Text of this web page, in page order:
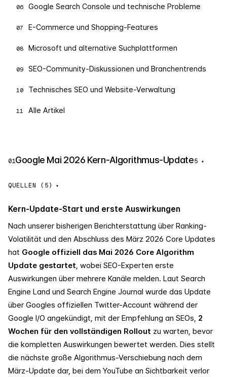
06 Google Search Console und technische Probleme
07 E-Commerce und Shopping-Features
08 Microsoft und alternative Suchplattformen
09 SEO-Community-Diskussionen und Branchentrends
10 Technisches SEO und Website-Verwaltung
11 Alle Artikel
01Google Mai 2026 Kern-Algorithmus-Update5 ▾
QUELLEN (5)
Kern-Update-Start und erste Auswirkungen
Nach unserer bisherigen Berichterstattung über Ranking-
Volatilität und den Abschluss des März 2026 Core Updates
hat Google offiziell das Mai 2026 Core Algorithm
Update gestartet, wobei SEO-Experten erste
Auswirkungen über mehrere Kanäle melden. Laut Search
Engine Land und Search Engine Journal wurde das Update
über Googles offiziellen Twitter-Account während der
Google I/O angekündigt, mit der Empfehlung an SEOs, 2
Wochen für den vollständigen Rollout zu warten, bevor
die kompletten Auswirkungen bewertet werden. Dies stellt
die nächste große Algorithmus-Verschiebung nach dem
März-Update dar, bei dem YouTube an Sichtbarkeit verlor